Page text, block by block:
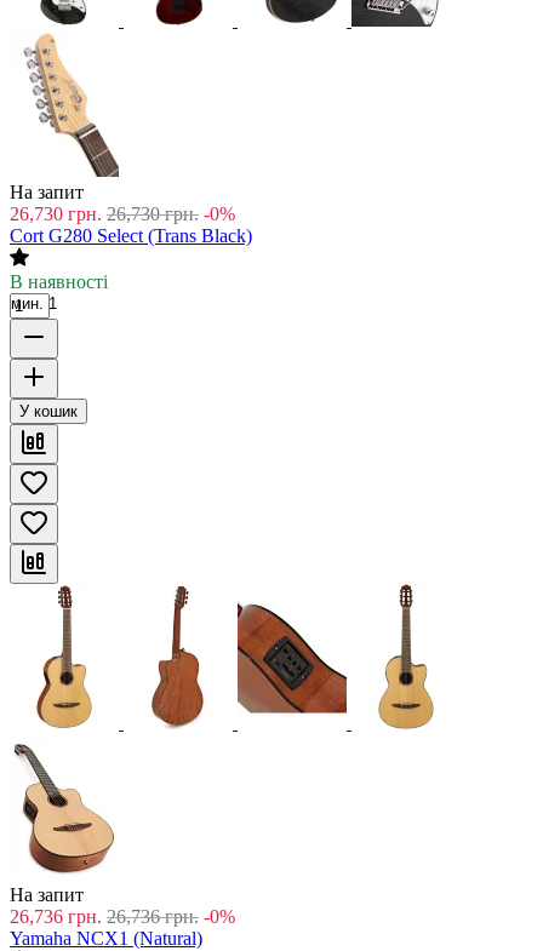
На запит
26,730 грн. 26,730 грн. -0%
Cort G280 Select (Trans Black)
В наявності
мин. 1
У кошик
На запит
26,736 грн. 26,736 грн. -0%
Yamaha NCX1 (Natural)